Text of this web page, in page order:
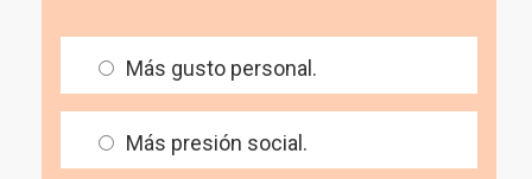
Más gusto personal.
Más presión social.